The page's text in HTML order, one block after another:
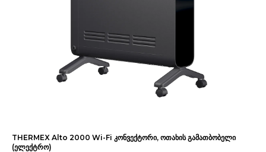
THERMEX Alto 2000 Wi-Fi კონვექტორი, ოთახის გამათბობელი
(ელექტრო)